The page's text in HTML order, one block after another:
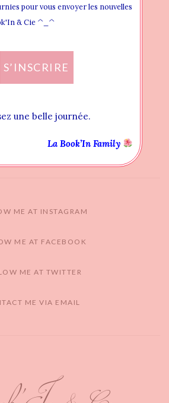
NEW WIDGET AREA
ME AT INSTAGRAM
ME AT FACEBOOK
ME AT TWITTER
ME VIA EMAIL
pour vous envoyer les nouvelles
& Cie ^_^
S’INSCRIRE
une belle journée.
La Book’In Family